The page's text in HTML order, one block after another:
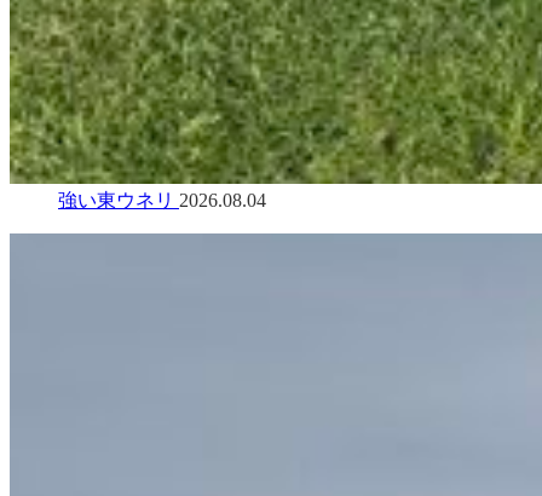
強い東ウネリ 2026.08.04